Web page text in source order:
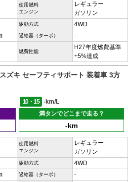
使用燃料
エンジン
レギュラー
ガソリン
駆動方式 4WD
過給器（ターボ） -
燃費性能
H27年度燃費基準
+5%達成
ズキ セーフティサポート 装着車 3方
10・15
-km/L
満タンでどこまで走る？
-km
使用燃料
エンジン
レギュラー
ガソリン
駆動方式 4WD
過給器（ターボ） -